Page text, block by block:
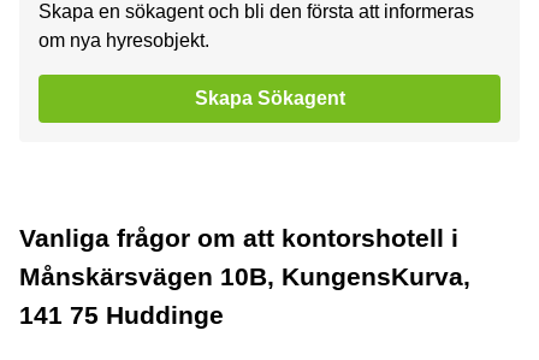
Skapa en sökagent och bli den första att informeras
om nya hyresobjekt.
Skapa Sökagent
Vanliga frågor om att kontorshotell i
Månskärsvägen 10B, KungensKurva,
141 75 Huddinge